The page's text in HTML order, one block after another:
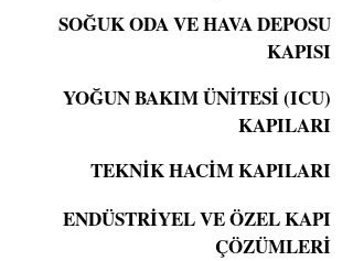
SOĞUK ODA VE HAVA DEPOSU
KAPISI
YOĞUN BAKIM ÜNİTESİ (ICU)
KAPILARI
TEKNİK HACİM KAPILARI
ENDÜSTRİYEL VE ÖZEL KAPI
ÇÖZÜMLERİ